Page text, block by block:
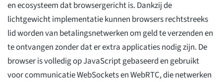
en ecosysteem dat browsergericht is. Dankzij de
lichtgewicht implementatie kunnen browsers rechtstreeks
lid worden van betalingsnetwerken om geld te verzenden en
te ontvangen zonder dat er extra applicaties nodig zijn. De
browser is volledig op JavaScript gebaseerd en gebruikt
voor communicatie WebSockets en WebRTC, die netwerken